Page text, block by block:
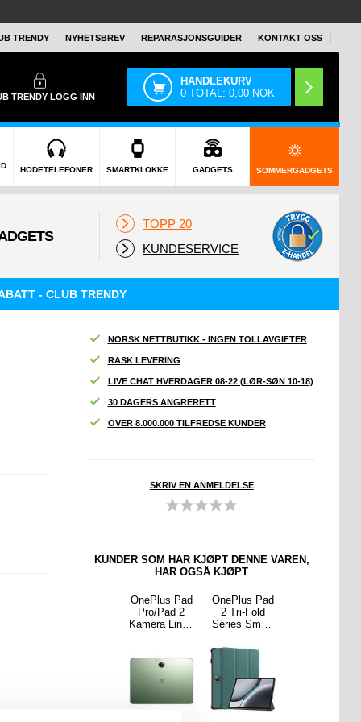
TRENDY NYHETSBREV REPARASJONSGUIDER KONTAKT OSS
TRENDYLOGG INN
HANDLEKURV
0 TOTAL:0,00 NOK
HODETELEFONER SMARTKLOKKE GADGETS SOMMERGADGETS
TOPP 20
KUNDESERVICE
- CLUB TRENDY
NORSK NETTBUTIKK - INGEN TOLLAVGIFTER
RASK LEVERING
LIVE CHAT HVERDAGER 08-22 (LØR-SØN 10-18)
30 DAGERS ANGRERETT
OVER 8.000.000 TILFREDSE KUNDER
SKRIV EN ANMELDELSE
KUNDER SOM HAR KJØPT DENNE VAREN,
HAR OGSÅ KJØPT
OnePlus Pad
Pro/Pad 2
Kamera Linse
- 2 Stk.
OnePlus Pad
2 Tri-Fold
Series Smart
Grønn